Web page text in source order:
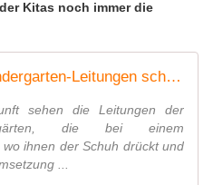
Kitas noch immer die
Die Veitshöchheimer Kindergarten-Leitungen schieben Frust und sind enttäuscht über die Umsetzung des Gute-KiTa-Gesetzes des Bundes in Bayern - Veitshöchheim News
sehen die Leitungen der
die bei einem
ihnen der Schuh drückt und
...